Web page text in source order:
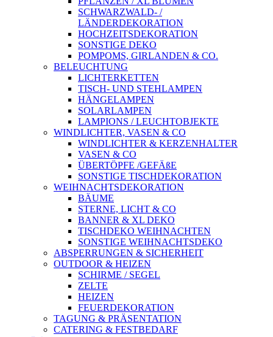
SCHWARZWALD- /
LÄNDERDEKORATION
HOCHZEITSDEKORATION
SONSTIGE DEKO
POMPOMS, GIRLANDEN & CO.
BELEUCHTUNG
LICHTERKETTEN
TISCH- UND STEHLAMPEN
HÄNGELAMPEN
SOLARLAMPEN
LAMPIONS / LEUCHTOBJEKTE
WINDLICHTER, VASEN & CO
WINDLICHTER & KERZENHALTER
VASEN & CO
ÜBERTÖPFE /GEFÄßE
SONSTIGE TISCHDEKORATION
WEIHNACHTSDEKORATION
BÄUME
STERNE, LICHT & CO
BANNER & XL DEKO
TISCHDEKO WEIHNACHTEN
SONSTIGE WEIHNACHTSDEKO
ABSPERRUNGEN & SICHERHEIT
OUTDOOR & HEIZEN
SCHIRME / SEGEL
ZELTE
HEIZEN
FEUERDEKORATION
TAGUNG & PRÄSENTATION
CATERING & FESTBEDARF